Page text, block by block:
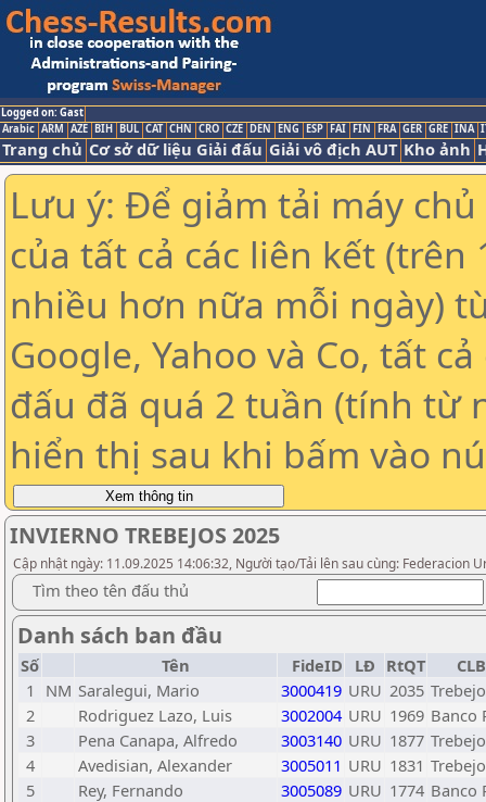
Logged on: Gast
Arabic ARM AZE BIH BUL CAT CHN CRO CZE DEN ENG ESP FAI FIN FRA GER GRE INA
Trang chủ Cơ sở dữ liệu Giải đấu Giải vô địch AUT Kho ảnh
Lưu ý: Để giảm tải máy
của tất cả các liên kết (trên
nhiều hơn nữa mỗi ngày)
Google, Yahoo và Co, tất
đấu đã quá 2 tuần (tính từ
hiển thị sau khi bấm vào
INVIERNO TREBEJOS 2025
Cập nhật ngày: 11.09.2025 14:06:32, Người tạo/Tải lên sau cùng: Federacion
Tìm theo tên đấu thủ
Danh sách ban đầu
Số Tên FideID LĐ RtQT
1
NM Saralegui, Mario 3000419 URU 2035
2
Rodriguez Lazo, Luis 3002004 URU 1969 Banco
3
Pena Canapa, Alfredo 3003140 URU 1877
4
Avedisian, Alexander 3005011 URU 1831
5
Rey, Fernando 3005089 URU 1774 Banco